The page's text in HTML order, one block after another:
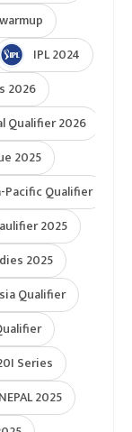
स्मारक लिग
2
2025)
Cup 2025
IPL 2024
2026